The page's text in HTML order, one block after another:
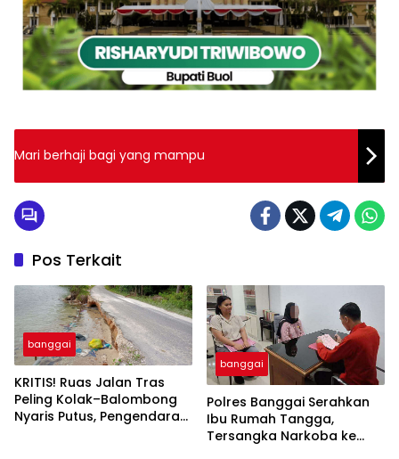
Mari berhaji bagi yang mampu
Pos Terkait
banggai
KRITIS! Ruas Jalan Tras
Peling Kolak–Balombong
Nyaris Putus, Pengendara
banggai
Polres Banggai Serahkan
Ibu Rumah Tangga,
Tersangka Narkoba ke